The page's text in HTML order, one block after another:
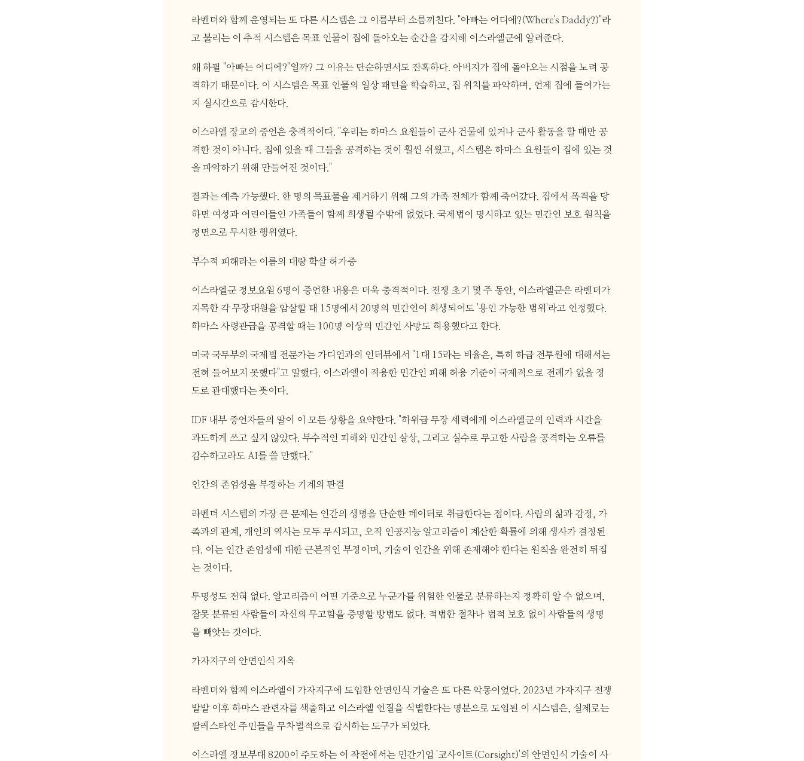
라벤더와 함께 운영되는 또 다른 시스템은 그 이름부터 소름끼친다. "아빠는 어디에?(Where's Daddy?)"라
고 불리는 이 추적 시스템은 목표 인물이 집에 돌아오는 순간을 감지해 이스라엘군에 알려준다.
왜 하필 "아빠는 어디에?"일까? 그 이유는 단순하면서도 잔혹하다. 아버지가 집에 돌아오는 시점을 노려 공
격하기 때문이다. 이 시스템은 목표 인물의 일상 패턴을 학습하고, 집 위치를 파악하며, 언제 집에 들어가는
지 실시간으로 감시한다.
이스라엘 장교의 증언은 충격적이다. "우리는 하마스 요원들이 군사 건물에 있거나 군사 활동을 할 때만 공
격한 것이 아니다. 집에 있을 때 그들을 공격하는 것이 훨씬 쉬웠고, 시스템은 하마스 요원들이 집에 있는 것
을 파악하기 위해 만들어진 것이다."
결과는 예측 가능했다. 한 명의 목표물을 제거하기 위해 그의 가족 전체가 함께 죽어갔다. 집에서 폭격을 당
하면 여성과 어린이들인 가족들이 함께 희생될 수밖에 없었다. 국제법이 명시하고 있는 민간인 보호 원칙을
정면으로 무시한 행위였다.
부수적 피해라는 이름의 대량 학살 허가증
이스라엘군 정보요원 6명이 증언한 내용은 더욱 충격적이다. 전쟁 초기 몇 주 동안, 이스라엘군은 라벤더가
지목한 각 무장대원을 암살할 때 15명에서 20명의 민간인이 희생되어도 '용인 가능한 범위'라고 인정했다.
하마스 사령관급을 공격할 때는 100명 이상의 민간인 사망도 허용했다고 한다.
미국 국무부의 국제법 전문가는 가디언과의 인터뷰에서 "1대 15라는 비율은, 특히 하급 전투원에 대해서는
전혀 들어보지 못했다"고 말했다. 이스라엘이 적용한 민간인 피해 허용 기준이 국제적으로 전례가 없을 정
도로 관대했다는 뜻이다.
IDF 내부 증언자들의 말이 이 모든 상황을 요약한다. "하위급 무장 세력에게 이스라엘군의 인력과 시간을
과도하게 쓰고 싶지 않았다. 부수적인 피해와 민간인 살상, 그리고 실수로 무고한 사람을 공격하는 오류를
감수하고라도 AI를 쓸 만했다."
인간의 존엄성을 부정하는 기계의 판결
라벤더 시스템의 가장 큰 문제는 인간의 생명을 단순한 데이터로 취급한다는 점이다. 사람의 삶과 감정, 가
족과의 관계, 개인의 역사는 모두 무시되고, 오직 인공지능 알고리즘이 계산한 확률에 의해 생사가 결정된
다. 이는 인간 존엄성에 대한 근본적인 부정이며, 기술이 인간을 위해 존재해야 한다는 원칙을 완전히 뒤집
는 것이다.
투명성도 전혀 없다. 알고리즘이 어떤 기준으로 누군가를 위험한 인물로 분류하는지 정확히 알 수 없으며,
잘못 분류된 사람들이 자신의 무고함을 증명할 방법도 없다. 적법한 절차나 법적 보호 없이 사람들의 생명
을 빼앗는 것이다.
가자지구의 안면인식 지옥
라벤더와 함께 이스라엘이 가자지구에 도입한 안면인식 기술은 또 다른 악몽이었다. 2023년 가자지구 전쟁
발발 이후 하마스 관련자를 색출하고 이스라엘 인질을 식별한다는 명분으로 도입된 이 시스템은, 실제로는
팔레스타인 주민들을 무차별적으로 감시하는 도구가 되었다.
이스라엘 정보부대 8200이 주도하는 이 작전에서는 민간기업 '코사이트(Corsight)'의 안면인식 기술이 사